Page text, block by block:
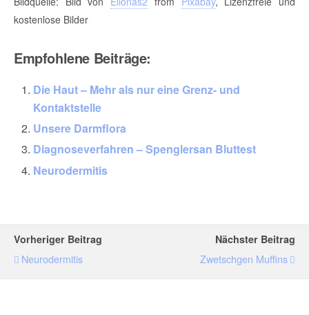
kostenlose Bilder
Empfohlene Beiträge:
Die Haut – Mehr als nur eine Grenz- und
Kontaktstelle
Unsere Darmflora
Diagnoseverfahren – Spenglersan Bluttest
Neurodermitis
Vorheriger Beitrag
Neurodermitis
Nächster Beitrag
Zwetschgen Muffins